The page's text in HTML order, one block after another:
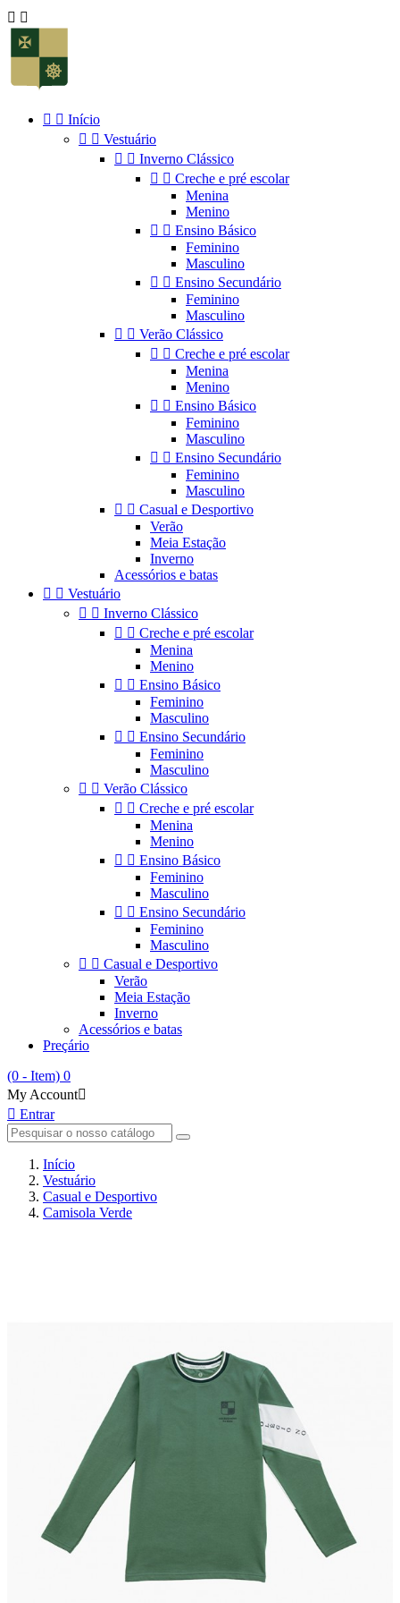
 
  Início
  Vestuário
  Inverno Clássico
  Creche e pré escolar
Menina
Menino
  Ensino Básico
Feminino
Masculino
  Ensino Secundário
Feminino
Masculino
  Verão Clássico
  Creche e pré escolar
Menina
Menino
  Ensino Básico
Feminino
Masculino
  Ensino Secundário
Feminino
Masculino
  Casual e Desportivo
Verão
Meia Estação
Inverno
Acessórios e batas
  Vestuário
  Inverno Clássico
  Creche e pré escolar
Menina
Menino
  Ensino Básico
Feminino
Masculino
  Ensino Secundário
Feminino
Masculino
  Verão Clássico
  Creche e pré escolar
Menina
Menino
  Ensino Básico
Feminino
Masculino
  Ensino Secundário
Feminino
Masculino
  Casual e Desportivo
Verão
Meia Estação
Inverno
Acessórios e batas
Preçário
(0 - Item) 0
My Account
 Entrar
Início
Vestuário
Casual e Desportivo
Camisola Verde